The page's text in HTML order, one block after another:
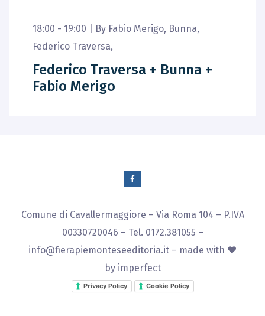
18:00 - 19:00 | By Fabio Merigo, Bunna,
Federico Traversa,
Federico Traversa + Bunna +
Fabio Merigo
Comune di Cavallermaggiore – Via Roma 104 – P.IVA
00330720046 – Tel. 0172.381055 –
info@fierapiemonteseeditoria.it – made with ♥
by imperfect
Privacy Policy Cookie Policy